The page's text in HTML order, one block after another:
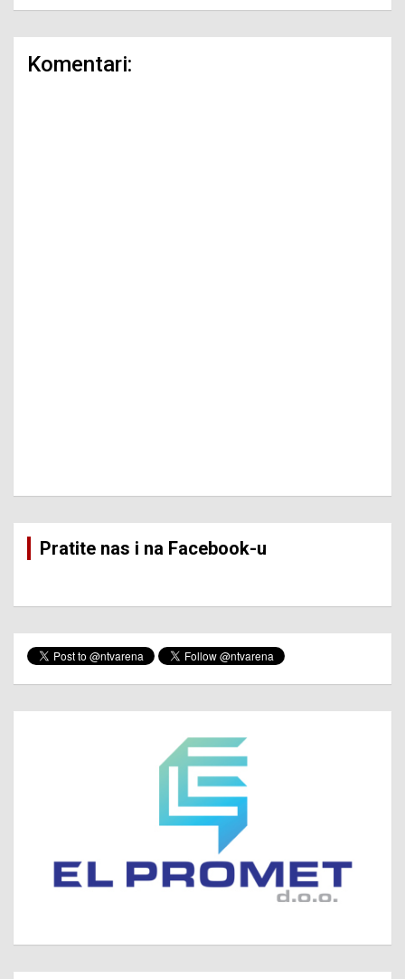
Komentari:
Pratite nas i na Facebook-u